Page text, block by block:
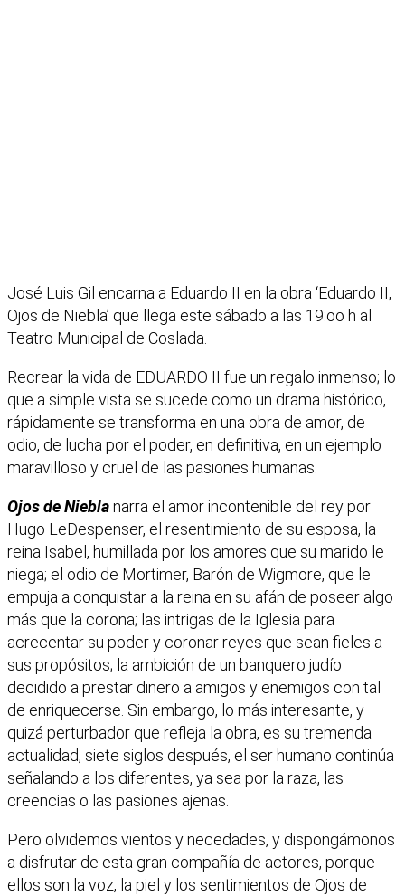
José Luis Gil encarna a Eduardo II en la obra ‘Eduardo II,
Ojos de Niebla’ que llega este sábado a las 19:oo h al
Teatro Municipal de Coslada.
Recrear la vida de EDUARDO II fue un regalo inmenso; lo
que a simple vista se sucede como un drama histórico,
rápidamente se transforma en una obra de amor, de
odio, de lucha por el poder, en definitiva, en un ejemplo
maravilloso y cruel de las pasiones humanas.
Ojos de Nieblanarra el amor incontenible del rey por
Hugo LeDespenser, el resentimiento de su esposa, la
reina Isabel, humillada por los amores que su marido le
niega; el odio de Mortimer, Barón de Wigmore, que le
empuja a conquistar a la reina en su afán de poseer algo
más que la corona; las intrigas de la Iglesia para
acrecentar su poder y coronar reyes que sean fieles a
sus propósitos; la ambición de un banquero judío
decidido a prestar dinero a amigos y enemigos con tal
de enriquecerse. Sin embargo, lo más interesante, y
quizá perturbador que refleja la obra, es su tremenda
actualidad, siete siglos después, el ser humano continúa
señalando a los diferentes, ya sea por la raza, las
creencias o las pasiones ajenas.
Pero olvidemos vientos y necedades, y dispongámonos
a disfrutar de esta gran compañía de actores, porque
ellos son la voz, la piel y los sentimientos de Ojos de